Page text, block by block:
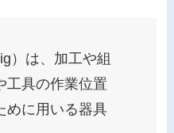
）は、加工や組
工具の作業位置
めに用いる器具